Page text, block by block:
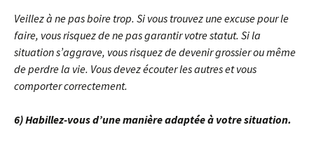
Veillez à ne pas boire trop. Si vous trouvez une excuse pour le
faire, vous risquez de ne pas garantir votre statut. Si la
situation s’aggrave, vous risquez de devenir grossier ou même
de perdre la vie. Vous devez écouter les autres et vous
comporter correctement.
6) Habillez-vous d’une manière adaptée à votre situation.